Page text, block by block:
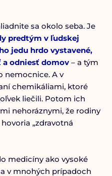
sa okolo seba. Je
predtým v ľudskej
jedu hrdo vystavené,
odniesť domov – a tým
nemocnice. A v
chemikáliami, ktoré
liečili. Potom ich
nehoráznymi, že rodiny
„zdravotná
medicíny ako vysoké
v mnohých prípadoch